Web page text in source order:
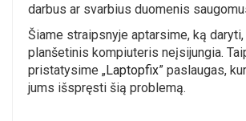
darbus ar svarbius duomenis
Šiame straipsnyje aptarsime, ką
planšetinis kompiuteris neįsijungia.
pristatysime „Laptopfix” paslaugas,
jums išspręsti šią problemą.